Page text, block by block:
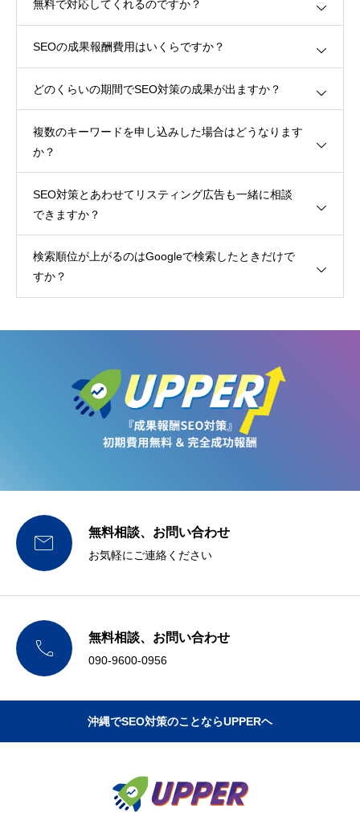
無料で対応してくれるのですか？
SEOの成果報酬費用はいくらですか？
どのくらいの期間でSEO対策の成果が出ますか？
複数のキーワードを申し込みした場合はどうなります
か？
SEO対策とあわせてリスティング広告も一緒に相談
できますか？
検索順位が上がるのはGoogleで検索したときだけで
すか？
 無料相談、お問い合わせ
お気軽にご連絡ください
 無料相談、お問い合わせ
090-9600-0956
沖縄でSEO対策のことならUPPERヘ